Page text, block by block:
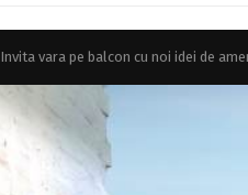
Invita vara pe balcon cu noi idei de